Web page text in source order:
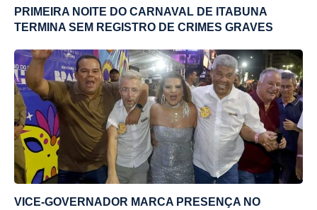
PRIMEIRA NOITE DO CARNAVAL DE ITABUNA
TERMINA SEM REGISTRO DE CRIMES GRAVES
VICE-GOVERNADOR MARCA PRESENÇA NO